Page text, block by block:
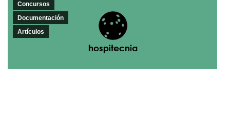
Concursos
Documentación
Artículos